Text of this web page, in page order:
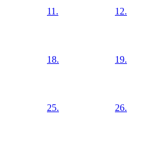
11. 12.
18. 19.
25. 26.